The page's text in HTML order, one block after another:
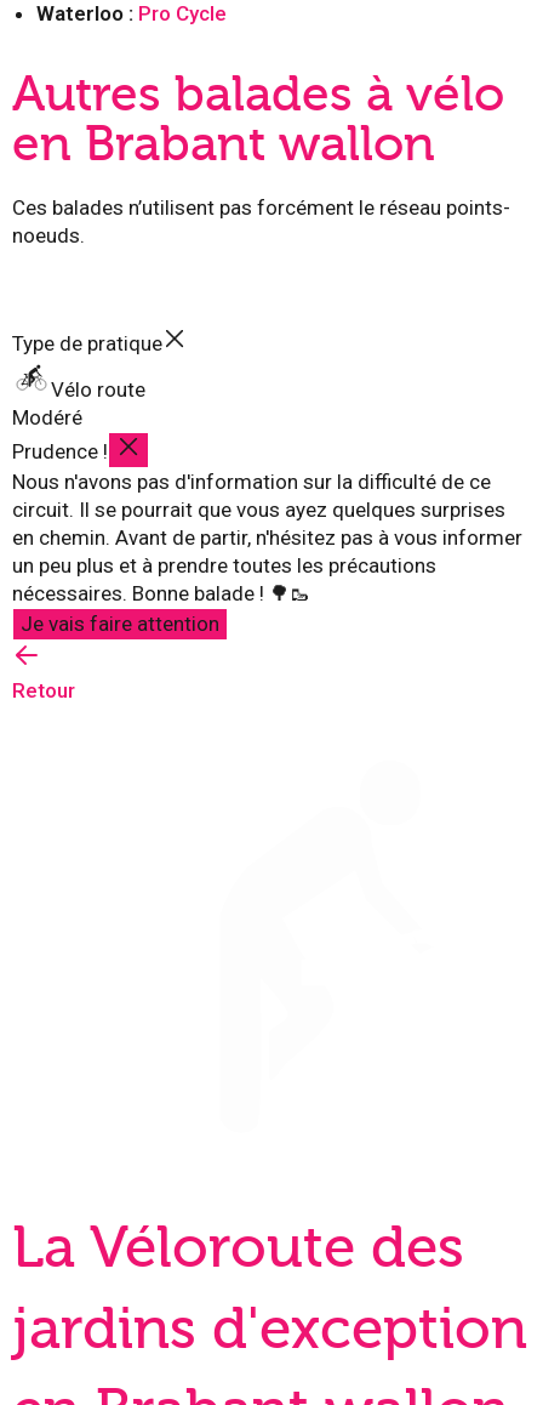
Waterloo : Pro Cycle
Autres balades à vélo
en Brabant wallon
Ces balades n’utilisent pas forcément le réseau points-
noeuds.
Type de pratique
Vélo route
Modéré
Prudence !
Nous n'avons pas d'information sur la difficulté de ce
circuit. Il se pourrait que vous ayez quelques surprises
en chemin. Avant de partir, n'hésitez pas à vous informer
un peu plus et à prendre toutes les précautions
nécessaires. Bonne balade ! 🌳🥾
Je vais faire attention
Retour
La Véloroute des
jardins d'exception